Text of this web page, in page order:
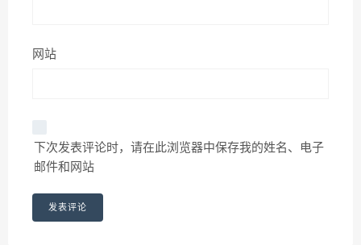
网站
下次发表评论时，请在此浏览器中保存我的姓名、电子
邮件和网站